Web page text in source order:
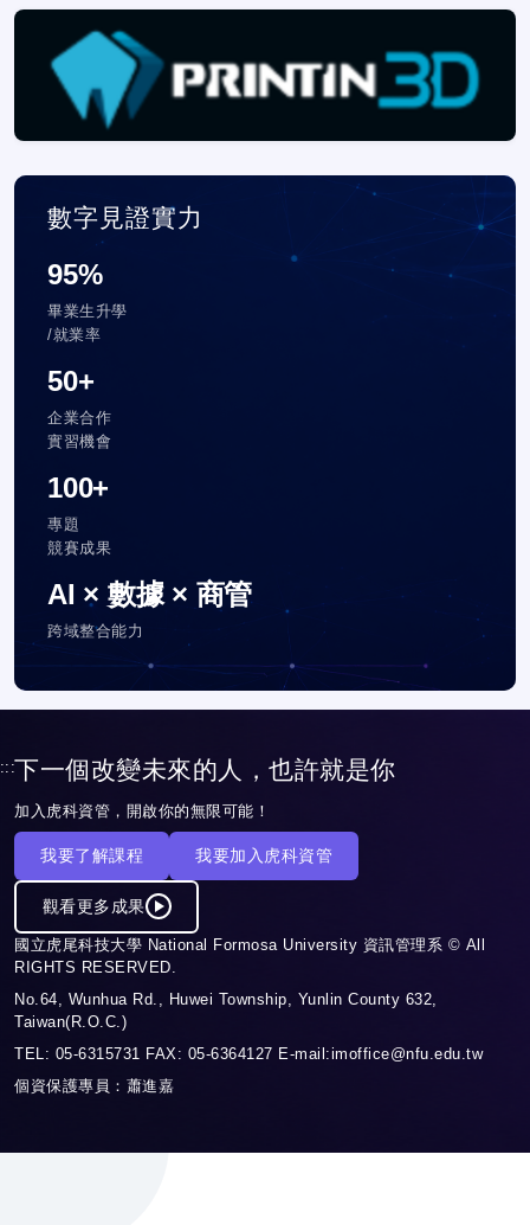
數字見證實力
95%
畢業生升學
/就業率
50+
企業合作
實習機會
100+
專題
競賽成果
AI × 數據 × 商管
跨域整合能力
:::下一個改變未來的人，也許就是你
加入虎科資管，開啟你的無限可能！
我要了解課程 我要加入虎科資管
觀看更多成果
國立虎尾科技大學 National Formosa University 資訊管理系 © All
RIGHTS RESERVED.
No.64, Wunhua Rd., Huwei Township, Yunlin County 632,
Taiwan(R.O.C.)
TEL: 05-6315731 FAX: 05-6364127 E-mail:imoffice@nfu.edu.tw
個資保護專員：蕭進嘉